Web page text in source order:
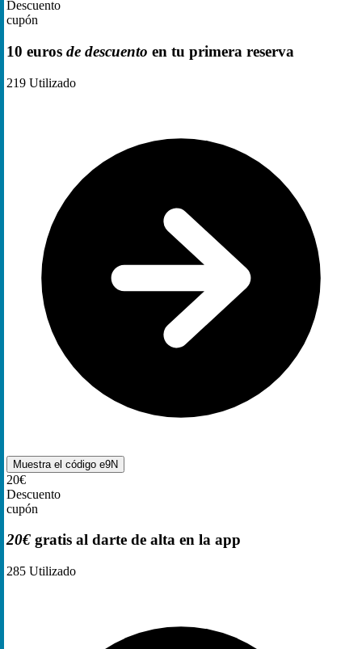
Descuento
cupón
10 euros de descuento en tu primera reserva
219 Utilizado
Muestra el código e9N
20€
Descuento
cupón
20€ gratis al darte de alta en la app
285 Utilizado